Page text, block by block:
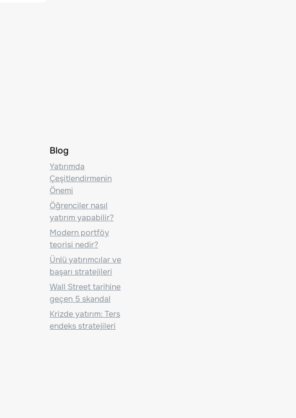
Blog
Yatırımda
Çeşitlendirmenin
Önemi
Öğrenciler nasıl
yatırım yapabilir?
Modern portföy
teorisi nedir?
Ünlü yatırımcılar ve
başarı stratejileri
Wall Street tarihine
geçen 5 skandal
Krizde yatırım: Ters
endeks stratejileri